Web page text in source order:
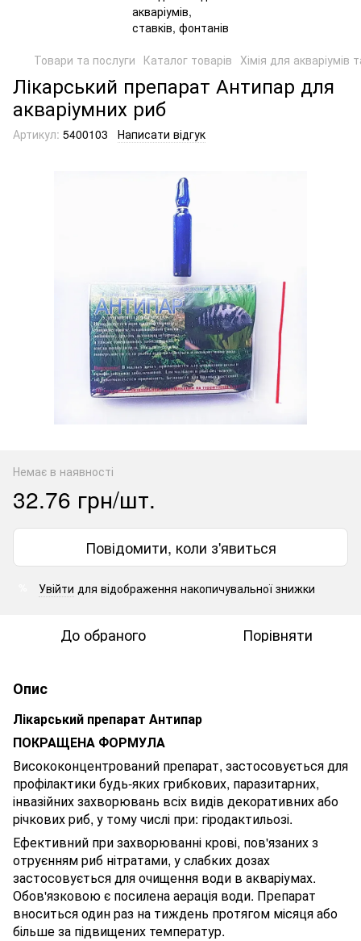
Товари та послуги Каталог товарів Хімія для акваріумів
Лікарський препарат Антипар для
акваріумних риб
Артикул: 5400103 Написати відгук
Немає в наявності
32.76 грн/шт.
Повідомити, коли з'явиться
Увійти для відображення накопичувальної знижки
До обраного Порівняти
Опис
Лікарський препарат Антипар
ПОКРАЩЕНА ФОРМУЛА
Висококонцентрований препарат, застосовується для
профілактики будь-яких грибкових, паразитарних,
інвазійних захворювань всіх видів декоративних або
річкових риб, у тому числі при: гіродактильозі.
Ефективний при захворюванні крові, пов'язаних з
отруєнням риб нітратами, у слабких дозах
застосовується для очищення води в акваріумах.
Обов'язковою є посилена аерація води. Препарат
вноситься один раз на тиждень протягом місяця або
більше за підвищених температур.